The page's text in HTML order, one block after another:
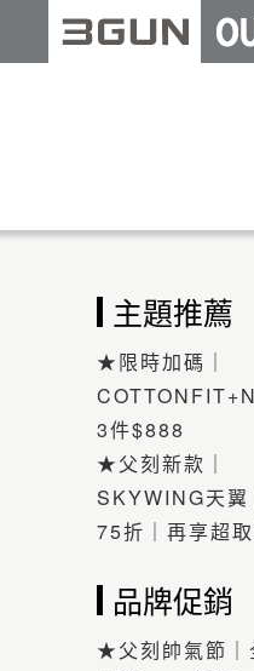
主題推薦
★限時加碼｜
3件$888
★父刻新款｜
SKYWING天翼
75折｜再享超
品牌促銷
★父刻帥氣節｜